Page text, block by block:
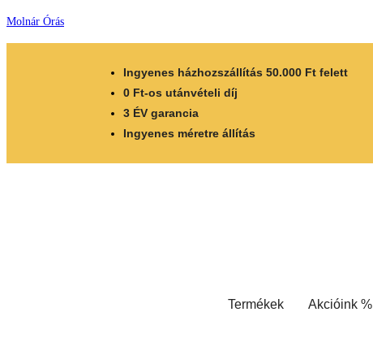
Molnár Órás
Ingyenes házhozszállítás 50.000 Ft felett
0 Ft-os utánvételi díj
3 ÉV garancia
Ingyenes méretre állítás
Termékek Akcióink %